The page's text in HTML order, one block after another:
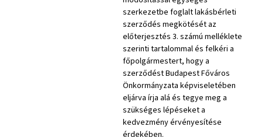
szerkezetbe foglalt lakásbérleti
szerződés megkötését az
előterjesztés 3. számú melléklete
szerinti tartalommal és felkéri a
főpolgármestert, hogy a
szerződést Budapest Főváros
Önkormányzata képviseletében
eljárva írja alá és tegye meg a
szükséges lépéseket a
kedvezmény érvényesítése